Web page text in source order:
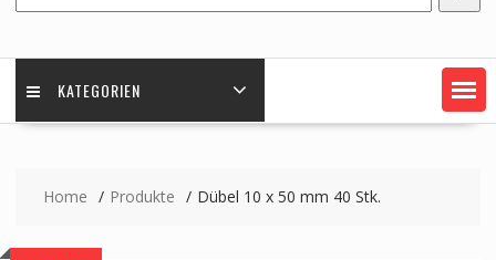
KATEGORIEN
Home Produkte Dübel 10 x 50 mm 40 Stk.